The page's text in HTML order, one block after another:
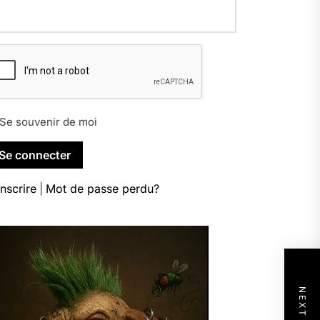
souvenir de moi
Mot de passe perdu?